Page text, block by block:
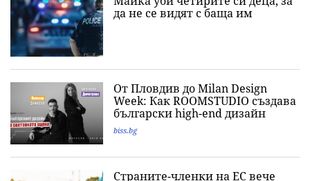
да не се видят с баща им
От Пловдив до Milan Design
Week: Как ROOMSTUDIO създава
български high-end дизайн
biss.bg
Страните-членки на ЕС вече